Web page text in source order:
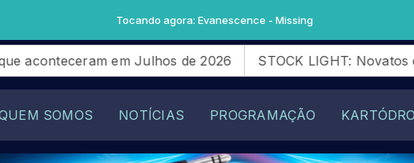
Evanescence - Missing
de 2026 STOCK LIGHT: Novatos da SG28 Racing querem
SOMOS NOTÍCIAS PROGRAMAÇÃO